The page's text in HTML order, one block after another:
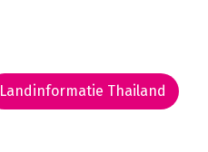
Landinformatie Thailand